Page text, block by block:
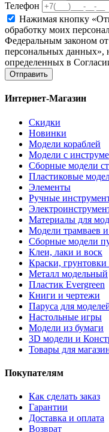
Телефон
Нажимая кнопку
обработку моих
Федеральным законом
персональных данных»,
определенных в
Отправить
Интернет-Магазин
Скидки
Новинки
Модели кораблей
Модели с
Сборные модели
Пластиковые
Элементы
Ручные
Материалы для
Модели трамваев и
Сборные модели
Клеи, лаки и воск
Краски,
Металл модельный
Пластик Evergreen
Книги и чертежи
Паруса для
Настольные игры
Модели из бумаги
3D модели и
Товары для
Покупателям
Как сделать заказ
Гарантии
Доставка и оплата
Возврат